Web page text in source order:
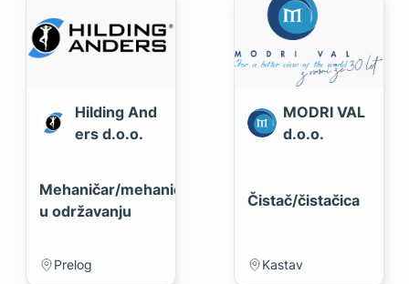
Hilding And
ers d.o.o.
Mehaničar/mehaničarka
u održavanju
Prelog
MODRI VAL
d.o.o.
Čistač/čistačica
Kastav